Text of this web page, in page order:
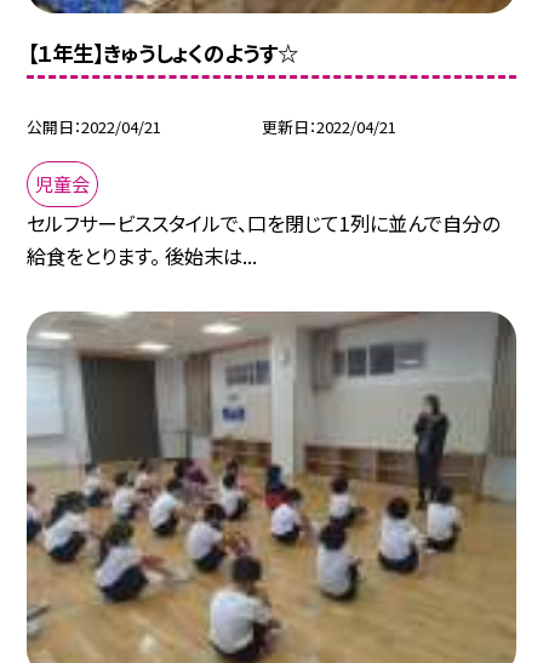
【１年生】きゅうしょくのようす☆
公開日 2022/04/21 更新日 2022/04/21
児童会
セルフサービススタイルで、口を閉じて1列に並んで自分の
給食をとります。 後始末は...